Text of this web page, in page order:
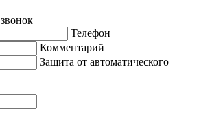
Телефон
Комментарий
Защита от автоматического